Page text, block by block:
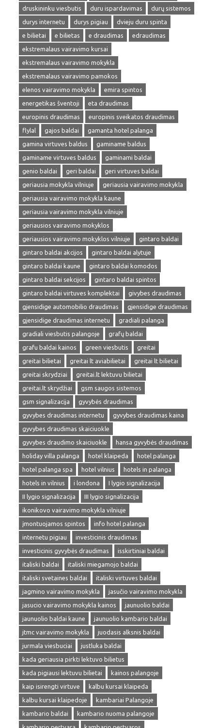
druskininku viesbutis
duru ispardavimas
durų sistemos
durys internetu
durys pigiau
dvieju duru spinta
e bilietai
e bilietas e draudimas
edraudimas
ekstremalaus vairavimo kursai
ekstremalaus vairavimo mokykla
ekstremalaus vairavimo pamokos
elenos vairavimo mokykla
emira spintos
energetikas šventoji
eta draudimas
europinis draudimas
europinis sveikatos draudimas
flylal
gajos baldai
gamanta hotel palanga
gamina virtuves baldus
gaminame baldus
gaminame virtuves baldus
gaminami baldai
genio baldai
geri baldai
geri virtuves baldai
geriausia mokykla vilniuje
geriausia vairavimo mokykla
geriausia vairavimo mokykla kaune
geriausia vairavimo mokykla vilniuje
geriausios vairavimo mokyklos
geriausios vairavimo mokyklos vilniuje
gintaro baldai
gintaro baldai akcijos
gintaro baldai alytuje
gintaro baldai kaune
gintaro baldai komodos
gintaro baldai sekcijos
gintaro baldai spintos
gintaro baldai virtuves komplektai
givybes draudimas
gjensidige automobilio draudimas
gjensidige draudimas
gjensidige draudimas internetu
gradiali palanga
gradiali viesbutis palangoje
grafų baldai
grafu baldai kainos
green viesbutis
greitai
greitai bilietai
greitai lt aviabilietai
greitai lt bilietai
greitai skrydziai
greitai.lt lektuvu bilietai
greitai.lt skrydžiai
gsm saugos sistemos
gsm signalizacija
gyvybės draudimas
gyvybes draudimas internetu
gyvybes draudimas kaina
gyvybes draudimas skaiciuokle
gyvybes draudimo skaiciuokle
hansa gyvybės draudimas
holiday villa palanga
hotel klaipeda
hotel palanga
hotel palanga spa
hotel vilnius
hotels in palanga
hotels in vilnius
i londona
I lygio signalizacija
II lygio signalizacija
III lygio signalizacija
ikonikovo vairavimo mokykla vilniuje
įmontuojamos spintos
info hotel palanga
internetu pigiau
investicinis draudimas
investicinis gyvybės draudimas
isskirtiniai baldai
italiski baldai
italiski miegamojo baldai
italiski svetaines baldai
italiski virtuves baldai
jagmino vairavimo mokykla
jasučio vairavimo mokykla
jasucio vairavimo mokykla kainos
jaunuolio baldai
jaunuolio baldai kaune
jaunuolio kambario baldai
jtmc vairavimo mokykla
juodasis alksnis baldai
jurmala viesbuciai
justluka baldai
kada geriausia pirkti lektuvo bilietus
kada pigiausi lektuvu bilietai
kainos palangoje
kaip isirengti virtuve
kalbu kursai klaipeda
kalbu kursai klaipedoje
kambariai Palangoje
kambario baldai
kambario nuoma palangoje